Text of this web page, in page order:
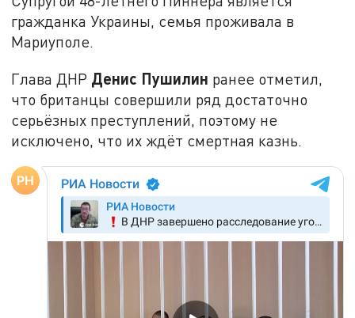
гражданка Украины, семья проживала в
Мариуполе.
Глава ДНР Денис Пушилин ранее отметил,
что британцы совершили ряд достаточно
серьёзных преступлений, поэтому не
исключено, что их ждёт смертная казнь.